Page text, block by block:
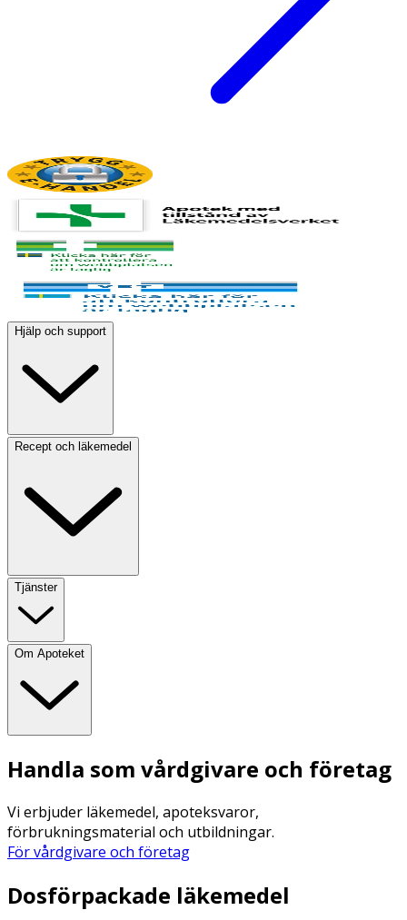
Hjälp och support
Recept och läkemedel
Tjänster
Om Apoteket
Handla som vårdgivare och företag
Vi erbjuder läkemedel, apoteksvaror,
förbrukningsmaterial och utbildningar.
För vårdgivare och företag
Dosförpackade läkemedel